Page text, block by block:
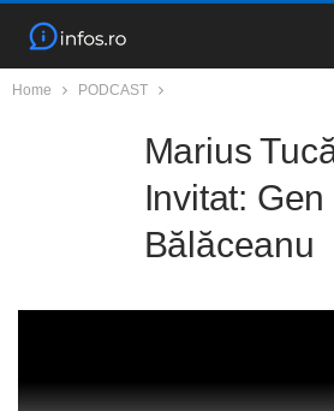
Home PODCAST
Marius
Invitat:
Bălăceanu